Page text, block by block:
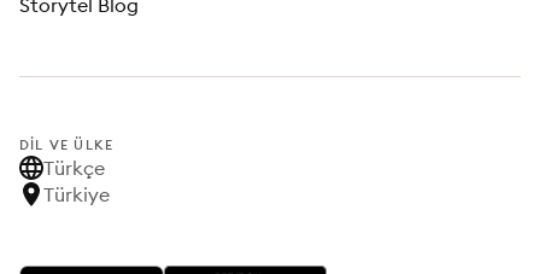
Storytel Blog
DIL VE ÜLKE
Türkçe
Türkiye